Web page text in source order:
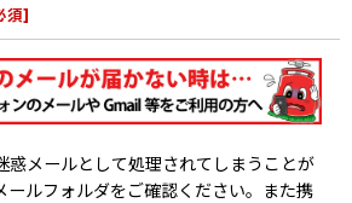
須]
惑メールとして処理されてしまうことが
ールフォルダをご確認ください。また携